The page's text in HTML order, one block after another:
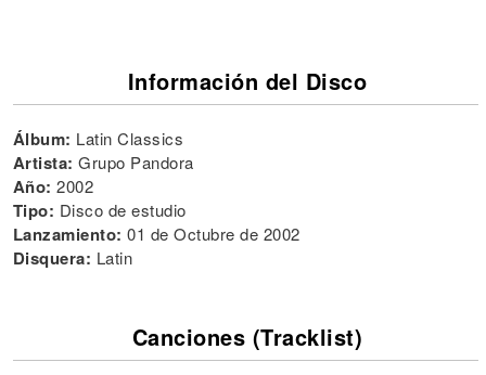
Información del Disco
Álbum: Latin Classics
Artista: Grupo Pandora
Año: 2002
Tipo: Disco de estudio
Lanzamiento: 01 de Octubre de 2002
Disquera: Latin
Canciones (Tracklist)